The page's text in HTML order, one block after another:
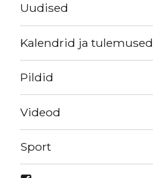
Uudised
Kalendrid ja tulemused
Pildid
Videod
Sport